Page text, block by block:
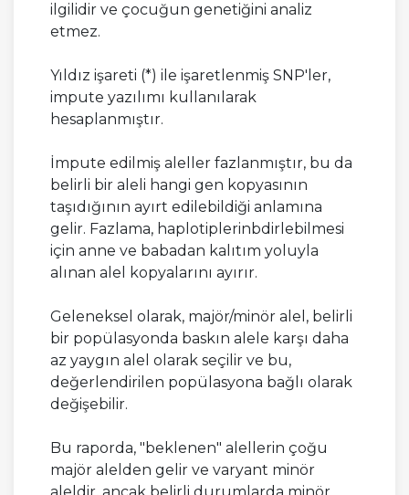
ilgilidir ve çocuğun genetiğini analiz
etmez.
Yıldız işareti (*) ile işaretlenmiş SNP'ler,
impute yazılımı kullanılarak
hesaplanmıştır.
İmpute edilmiş aleller fazlanmıştır, bu da
belirli bir aleli hangi gen kopyasının
taşıdığının ayırt edilebildiği anlamına
gelir. Fazlama, haplotiplerinbdirlebilmesi
için anne ve babadan kalıtım yoluyla
alınan alel kopyalarını ayırır.
Geleneksel olarak, majör/minör alel, belirli
bir popülasyonda baskın alele karşı daha
az yaygın alel olarak seçilir ve bu,
değerlendirilen popülasyona bağlı olarak
değişebilir.
Bu raporda, "beklenen" alellerin çoğu
majör alelden gelir ve varyant minör